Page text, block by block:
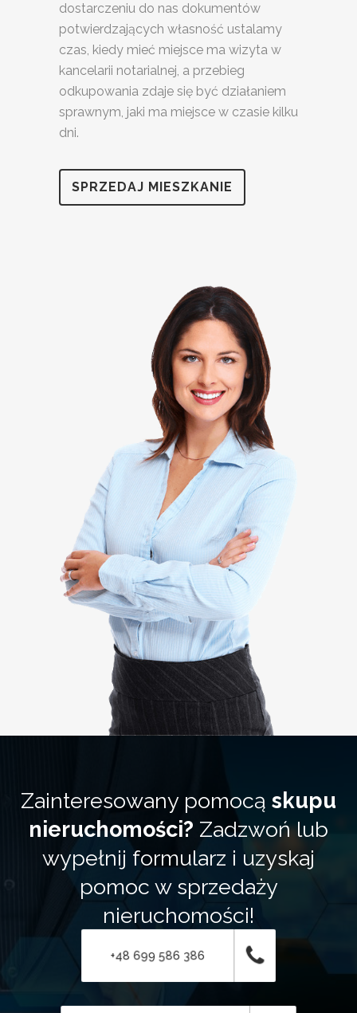
dostarczeniu do nas dokumentów
potwierdzających własność ustalamy
czas, kiedy mieć miejsce ma wizyta w
kancelarii notarialnej, a przebieg
odkupowania zdaje się być działaniem
sprawnym, jaki ma miejsce w czasie kilku
dni.
SPRZEDAJ MIESZKANIE
Zainteresowany pomocą skupu
nieruchomości? Zadzwoń lub
wypełnij formularz i uzyskaj
pomoc w sprzedaży
nieruchomości!
+48 699 586 386